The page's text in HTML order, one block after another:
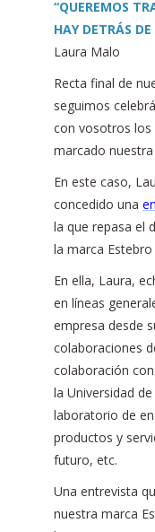
“QUEREMOS
HAY DETRÁS
Laura Malo
Recta final de
seguimos
con vosotros los
marcado
En este caso,
concedido una
la que repasa el
la marca
En ella, Laura,
en líneas
empresa desde
colaboraciones
colaboración
la Universidad
laboratorio de
productos y
futuro, etc.
Una entrevista
nuestra marca